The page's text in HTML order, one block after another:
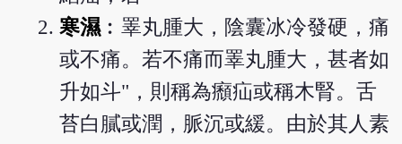
寒濕︰睪丸腫大，陰囊冰冷發硬，痛
或不痛。若不痛而睪丸腫大，甚者如
升如斗"，則稱為㿗疝或稱木腎。舌
苔白膩或潤，脈沉或緩。由於其人素